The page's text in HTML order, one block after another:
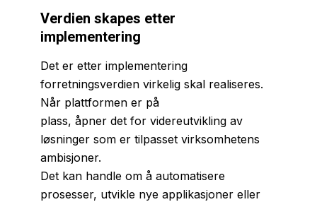
Verdien skapes etter
implementering
Det er etter implementering
forretningsverdien virkelig skal realiseres.
Når plattformen er på
plass, åpner det for videreutvikling av
løsninger som er tilpasset virksomhetens
ambisjoner.
Det kan handle om å automatisere
prosesser, utvikle nye applikasjoner eller